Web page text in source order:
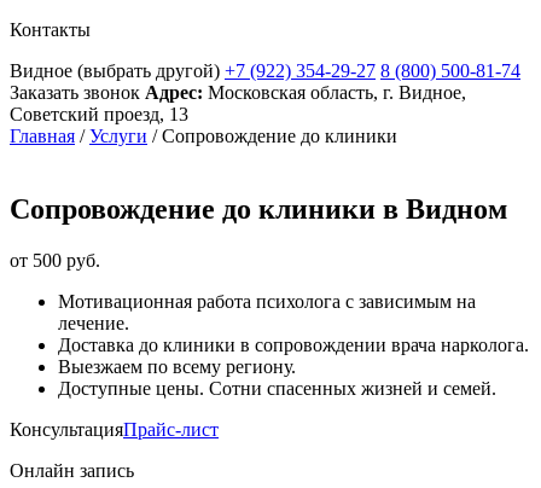
Контакты
Видное (выбрать другой) +7 (922) 354-29-27 8 (800) 500-81-74
Заказать звонок Адрес: Московская область, г. Видное,
Советский проезд, 13
Главная /Услуги /Сопровождение до клиники
Сопровождение до клиники в Видном
от 500 руб.
Мотивационная работа психолога с зависимым на
лечение.
Доставка до клиники в сопровождении врача нарколога.
Выезжаем по всему региону.
Доступные цены. Сотни спасенных жизней и семей.
КонсультацияПрайс-лист
Онлайн запись